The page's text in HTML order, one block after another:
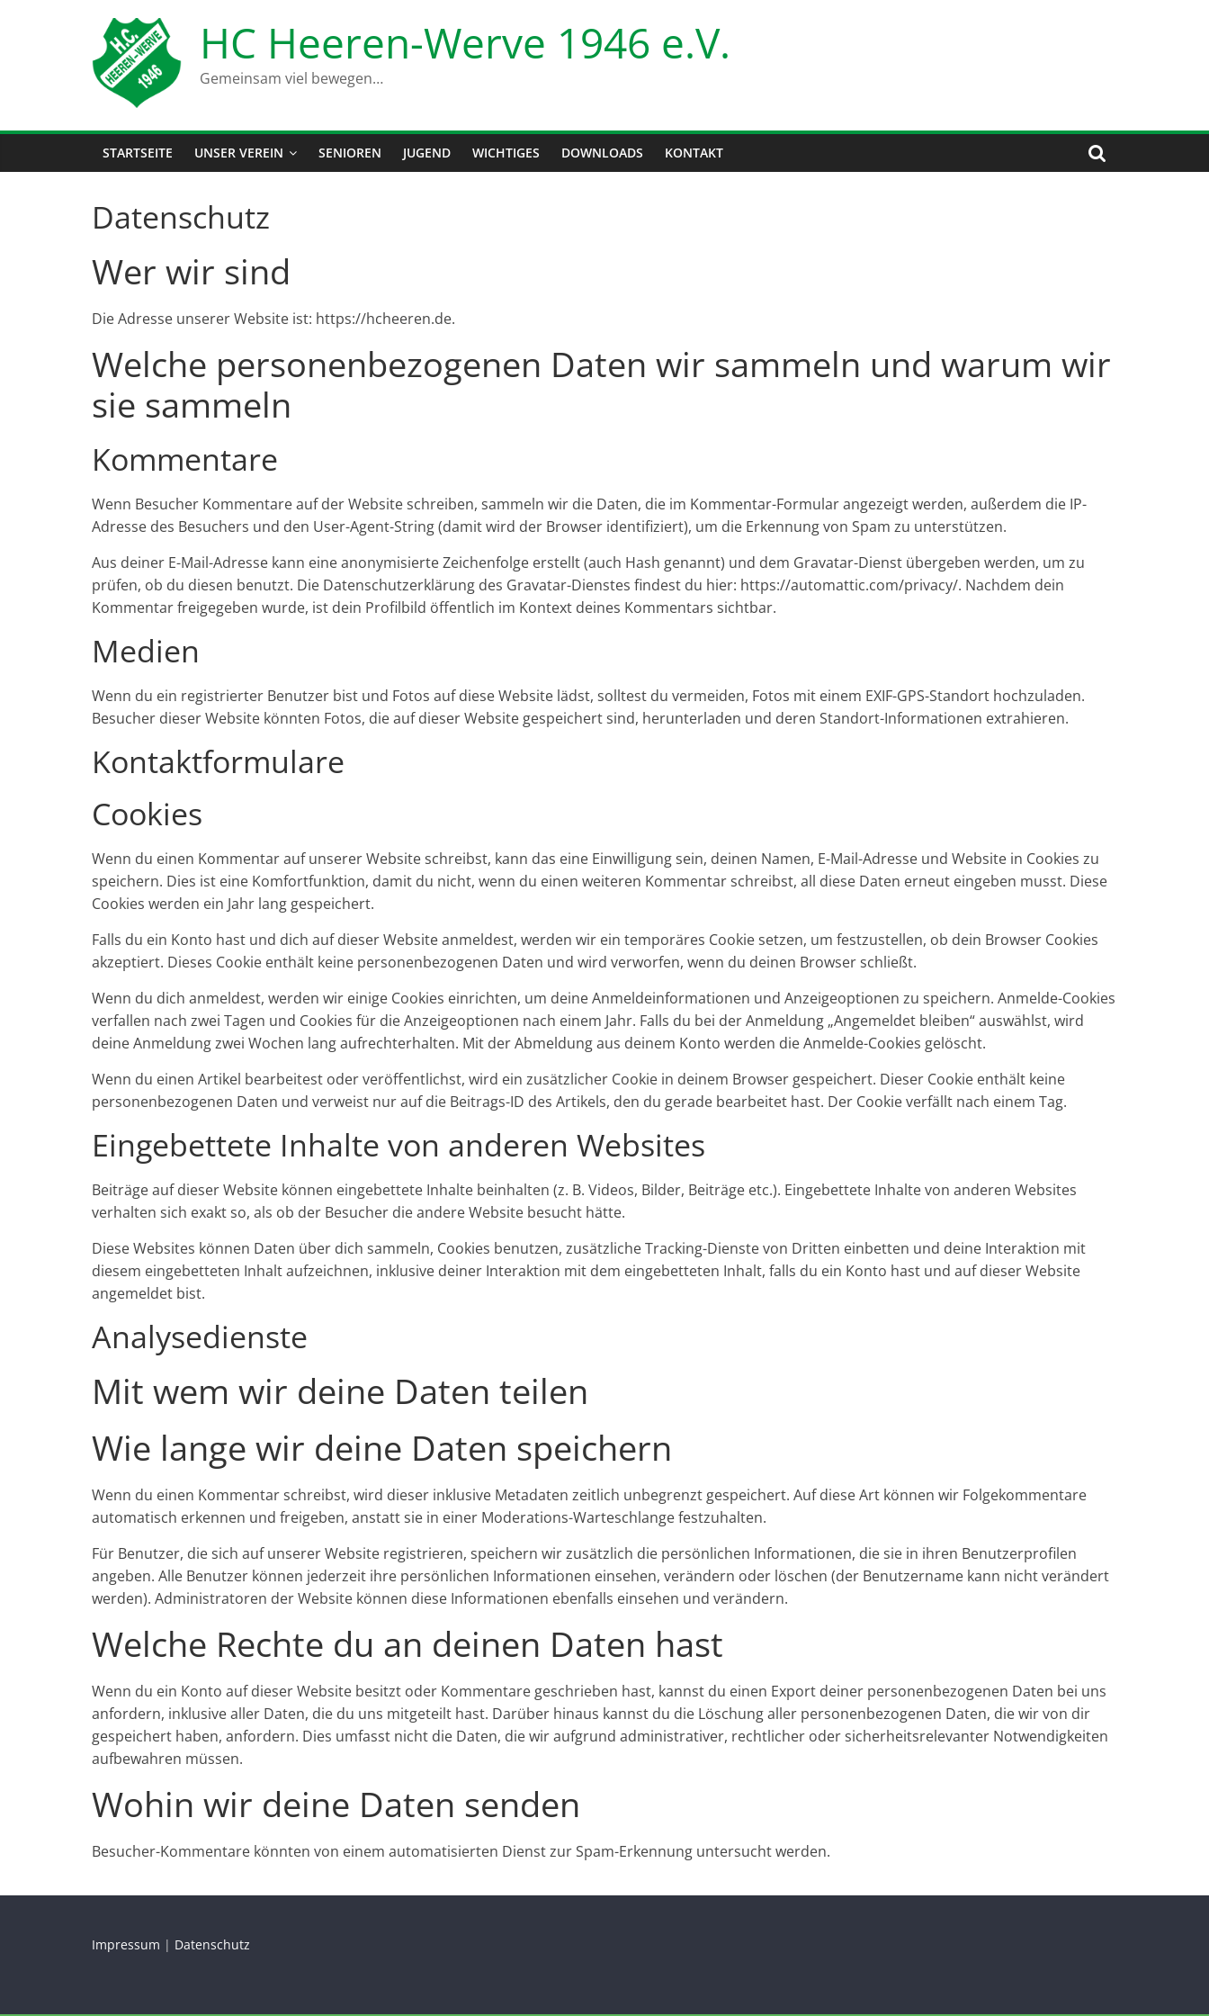
HC Heeren-Werve 1946 e.V.
Gemeinsam viel bewegen…
STARTSEITE UNSER VEREIN SENIOREN JUGEND WICHTIGES DOWNLOADS KONTAKT
Datenschutz
Wer wir sind
Die Adresse unserer Website ist: https://hcheeren.de.
Welche personenbezogenen Daten wir sammeln und warum wir
sie sammeln
Kommentare
Wenn Besucher Kommentare auf der Website schreiben, sammeln wir die Daten, die im Kommentar-Formular angezeigt werden, außerdem die IP-
Adresse des Besuchers und den User-Agent-String (damit wird der Browser identifiziert), um die Erkennung von Spam zu unterstützen.
Aus deiner E-Mail-Adresse kann eine anonymisierte Zeichenfolge erstellt (auch Hash genannt) und dem Gravatar-Dienst übergeben werden, um zu
prüfen, ob du diesen benutzt. Die Datenschutzerklärung des Gravatar-Dienstes findest du hier: https://automattic.com/privacy/. Nachdem dein
Kommentar freigegeben wurde, ist dein Profilbild öffentlich im Kontext deines Kommentars sichtbar.
Medien
Wenn du ein registrierter Benutzer bist und Fotos auf diese Website lädst, solltest du vermeiden, Fotos mit einem EXIF-GPS-Standort hochzuladen.
Besucher dieser Website könnten Fotos, die auf dieser Website gespeichert sind, herunterladen und deren Standort-Informationen extrahieren.
Kontaktformulare
Cookies
Wenn du einen Kommentar auf unserer Website schreibst, kann das eine Einwilligung sein, deinen Namen, E-Mail-Adresse und Website in Cookies zu
speichern. Dies ist eine Komfortfunktion, damit du nicht, wenn du einen weiteren Kommentar schreibst, all diese Daten erneut eingeben musst. Diese
Cookies werden ein Jahr lang gespeichert.
Falls du ein Konto hast und dich auf dieser Website anmeldest, werden wir ein temporäres Cookie setzen, um festzustellen, ob dein Browser Cookies
akzeptiert. Dieses Cookie enthält keine personenbezogenen Daten und wird verworfen, wenn du deinen Browser schließt.
Wenn du dich anmeldest, werden wir einige Cookies einrichten, um deine Anmeldeinformationen und Anzeigeoptionen zu speichern. Anmelde-Cookies
verfallen nach zwei Tagen und Cookies für die Anzeigeoptionen nach einem Jahr. Falls du bei der Anmeldung „Angemeldet bleiben“ auswählst, wird
deine Anmeldung zwei Wochen lang aufrechterhalten. Mit der Abmeldung aus deinem Konto werden die Anmelde-Cookies gelöscht.
Wenn du einen Artikel bearbeitest oder veröffentlichst, wird ein zusätzlicher Cookie in deinem Browser gespeichert. Dieser Cookie enthält keine
personenbezogenen Daten und verweist nur auf die Beitrags-ID des Artikels, den du gerade bearbeitet hast. Der Cookie verfällt nach einem Tag.
Eingebettete Inhalte von anderen Websites
Beiträge auf dieser Website können eingebettete Inhalte beinhalten (z. B. Videos, Bilder, Beiträge etc.). Eingebettete Inhalte von anderen Websites
verhalten sich exakt so, als ob der Besucher die andere Website besucht hätte.
Diese Websites können Daten über dich sammeln, Cookies benutzen, zusätzliche Tracking-Dienste von Dritten einbetten und deine Interaktion mit
diesem eingebetteten Inhalt aufzeichnen, inklusive deiner Interaktion mit dem eingebetteten Inhalt, falls du ein Konto hast und auf dieser Website
angemeldet bist.
Analysedienste
Mit wem wir deine Daten teilen
Wie lange wir deine Daten speichern
Wenn du einen Kommentar schreibst, wird dieser inklusive Metadaten zeitlich unbegrenzt gespeichert. Auf diese Art können wir Folgekommentare
automatisch erkennen und freigeben, anstatt sie in einer Moderations-Warteschlange festzuhalten.
Für Benutzer, die sich auf unserer Website registrieren, speichern wir zusätzlich die persönlichen Informationen, die sie in ihren Benutzerprofilen
angeben. Alle Benutzer können jederzeit ihre persönlichen Informationen einsehen, verändern oder löschen (der Benutzername kann nicht verändert
werden). Administratoren der Website können diese Informationen ebenfalls einsehen und verändern.
Welche Rechte du an deinen Daten hast
Wenn du ein Konto auf dieser Website besitzt oder Kommentare geschrieben hast, kannst du einen Export deiner personenbezogenen Daten bei uns
anfordern, inklusive aller Daten, die du uns mitgeteilt hast. Darüber hinaus kannst du die Löschung aller personenbezogenen Daten, die wir von dir
gespeichert haben, anfordern. Dies umfasst nicht die Daten, die wir aufgrund administrativer, rechtlicher oder sicherheitsrelevanter Notwendigkeiten
aufbewahren müssen.
Wohin wir deine Daten senden
Besucher-Kommentare könnten von einem automatisierten Dienst zur Spam-Erkennung untersucht werden.
Impressum | Datenschutz